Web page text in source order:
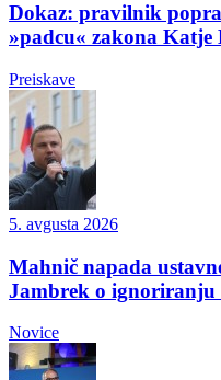
Dokaz: pravilnik
»padcu« zakona Katje
Preiskave
5. avgusta 2026
Mahnič napada
Jambrek o ignoriranju
Novice